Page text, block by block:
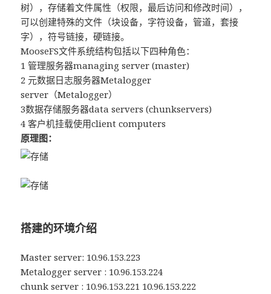
树），存储着文件属性（权限，最后访问和修改时间），
可以创建特殊的文件（块设备，字符设备，管道，套接
字），符号链接，硬链接。
MooseFS文件系统结构包括以下四种角色：
1 管理服务器managing server (master)
2 元数据日志服务器Metalogger
server（Metalogger）
3数据存储服务器data servers (chunkservers)
4 客户机挂载使用client computers
原理图：
搭建的环境介绍
Master server: 10.96.153.223
Metalogger server : 10.96.153.224
chunk server : 10.96.153.221 10.96.153.222